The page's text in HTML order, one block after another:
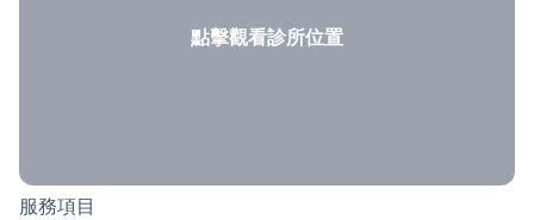
點擊觀看診所位置
服務項目